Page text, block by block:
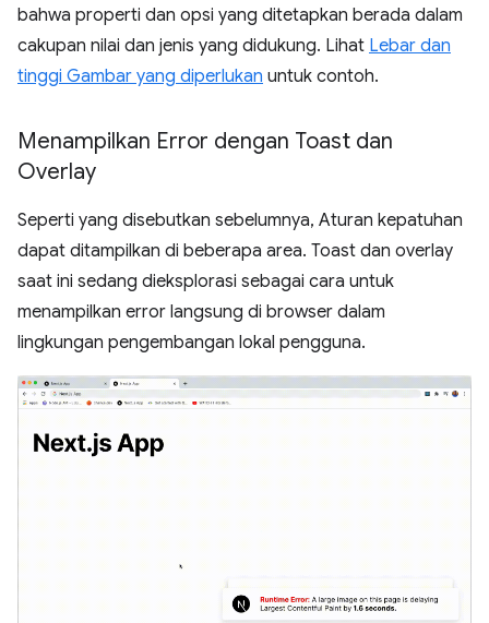
bahwa properti dan opsi yang ditetapkan berada dalam
cakupan nilai dan jenis yang didukung. Lihat Lebar dan
tinggi Gambar yang diperlukan untuk contoh.
Menampilkan Error dengan Toast dan
Overlay
Seperti yang disebutkan sebelumnya, Aturan kepatuhan
dapat ditampilkan di beberapa area. Toast dan overlay
saat ini sedang dieksplorasi sebagai cara untuk
menampilkan error langsung di browser dalam
lingkungan pengembangan lokal pengguna.